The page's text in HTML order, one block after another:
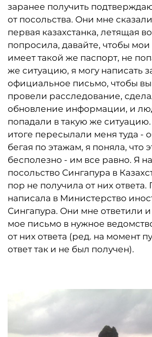
заранее получить
от посольства. Они мне
первая казахстанка, летящая
попросила, давайте, чтобы
имеет такой же паспорт, не
же ситуацию, я могу написать
официальное письмо, чтобы
провели расследование,
обновление информации, и
попадали в такую же ситуацию.
итоге пересылали меня туда -
бегая по этажам, я поняла, что
бесполезно - им все равно. Я
посольство Сингапура в
пор не получила от них ответа.
написала в Министерство
Сингапура. Они мне ответили
мое письмо в нужное
от них ответа (ред. на момент
ответ так и не был получен).